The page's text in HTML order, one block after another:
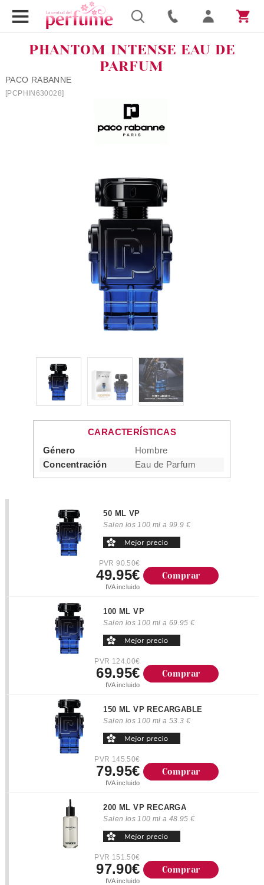
PHANTOM INTENSE EAU DE
PARFUM
PACO RABANNE
[PCPHIN630028]
CARACTERÍSTICAS
Género
Hombre
Concentración
Eau de Parfum
50 ML VP
Salen los 100 ml a 99.9 €
PVR 90.50€
49.95€
IVA incluido
Comprar
100 ML VP
Salen los 100 ml a 69.95 €
PVR 124.00€
69.95€
IVA incluido
Comprar
150 ML VP RECARGABLE
Salen los 100 ml a 53.3 €
PVR 145.50€
79.95€
IVA incluido
Comprar
200 ML VP RECARGA
Salen los 100 ml a 48.95 €
PVR 151.50€
97.90€
IVA incluido
Comprar